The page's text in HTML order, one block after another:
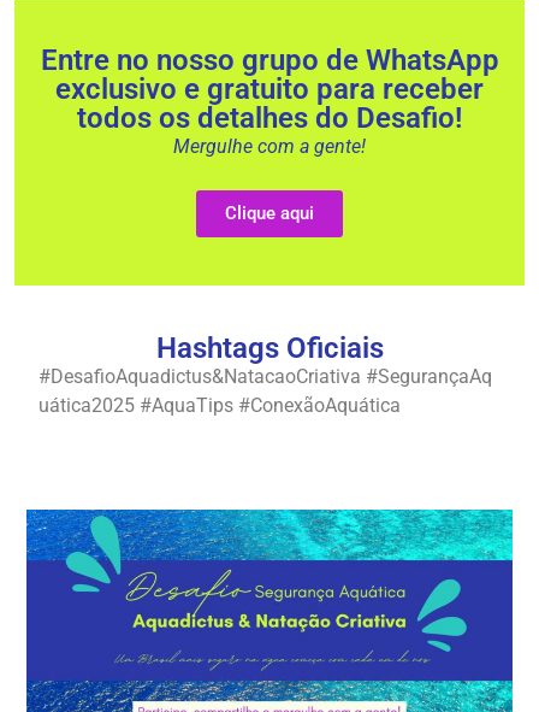
Entre no nosso grupo de WhatsApp
exclusivo e gratuito para receber
todos os detalhes do Desafio!
Mergulhe com a gente!
Clique aqui
Hashtags Oficiais
#DesafioAquadictus&NatacaoCriativa #SegurançaAq
uática2025 #AquaTips #ConexãoAquática